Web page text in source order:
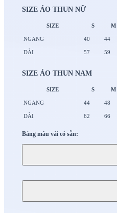
SIZE ÁO THUN NỮ
SIZE S M
NGANG 40 44
DÀI 57 59
SIZE ÁO THUN NAM
SIZE S M
NGANG 44 48
DÀI 62 66
Bảng màu vải có sẵn: